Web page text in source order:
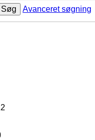
Søg
Avanceret søgning